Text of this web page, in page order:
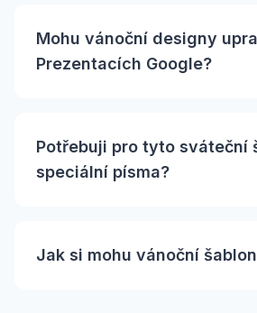
Mohu vánoční designy
Prezentacích Google?
Potřebuji pro tyto sváteční
speciální písma?
Jak si mohu vánoční